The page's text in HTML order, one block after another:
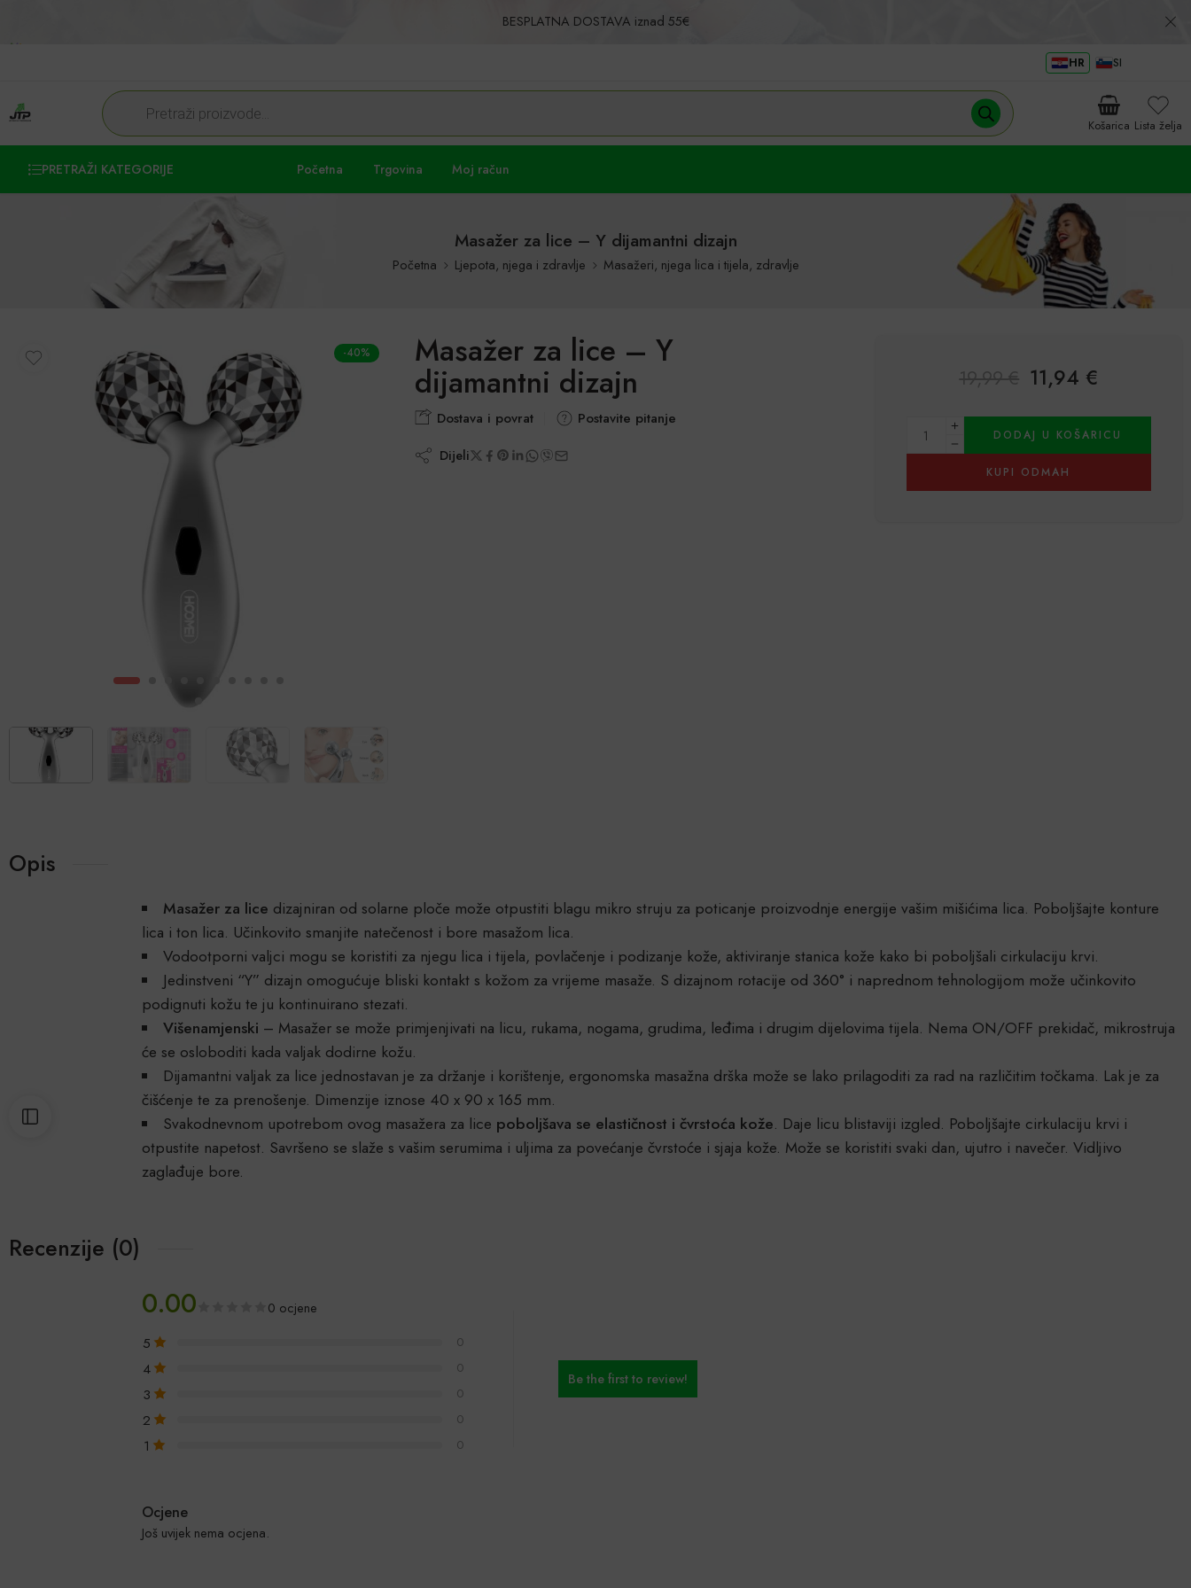
BESPLATNA DOSTAVA iznad 55€
HR SI
Košarica Lista želja
PRETRAŽI KATEGORIJE Početna Trgovina Moj račun
Masažer za lice – Y dijamantni dizajn
Početna Ljepota, njega i zdravlje Masažeri, njega lica i tijela, zdravlje
-40% Masažer za lice – Y
dijamantni dizajn
Dostava i povrat Postavite pitanje
Dijeli
19,99€ 11,94 €
DODAJ U KOŠARICU
KUPI ODMAH
Alternative:
Opis
Masažer za lice dizajniran od solarne ploče može otpustiti blagu mikro struju za poticanje proizvodnje energije vašim mišićima lica. Poboljšajte konture
lica i ton lica. Učinkovito smanjite natečenost i bore masažom lica.
Vodootporni valjci mogu se koristiti za njegu lica i tijela, povlačenje i podizanje kože, aktiviranje stanica kože kako bi poboljšali cirkulaciju krvi.
Jedinstveni “Y” dizajn omogućuje bliski kontakt s kožom za vrijeme masaže. S dizajnom rotacije od 360° i naprednom tehnologijom može učinkovito
podignuti kožu te ju kontinuirano stezati.
Višenamjenski – Masažer se može primjenjivati na licu, rukama, nogama, grudima, leđima i drugim dijelovima tijela. Nema ON/OFF prekidač, mikrostruja
će se osloboditi kada valjak dodirne kožu.
Dijamantni valjak za lice jednostavan je za držanje i korištenje, ergonomska masažna drška može se lako prilagoditi za rad na različitim točkama. Lak je za
čišćenje te za prenošenje. Dimenzije iznose 40 x 90 x 165 mm.
Svakodnevnom upotrebom ovog masažera za lice poboljšava se elastičnost i čvrstoća kože. Daje licu blistaviji izgled. Poboljšajte cirkulaciju krvi i
otpustite napetost. Savršeno se slaže s vašim serumima i uljima za povećanje čvrstoće i sjaja kože. Može se koristiti svaki dan, ujutro i navečer. Vidljivo
zaglađuje bore.
Recenzije (0)
0.00 0 ocjene
5 0
4 0
3 0
2 0
1 0
Be the first to review!
Ocjene
Još uvijek nema ocjena.